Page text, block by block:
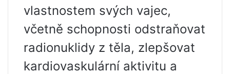
vlastnostem svých vajec,
včetně schopnosti odstraňovat
radionuklidy z těla, zlepšovat
kardiovaskulární aktivitu a